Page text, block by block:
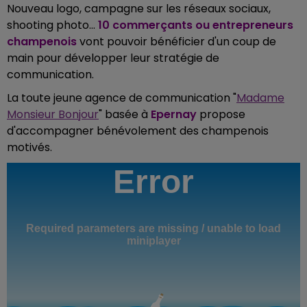
Nouveau logo, campagne sur les réseaux sociaux,
shooting photo... 10 commerçants ou entrepreneurs
champenoisvont pouvoir bénéficier d'un coup de
main pour développer leur stratégie de
communication.
La toute jeune agence de communication "Madame
Monsieur Bonjour" basée à Epernay propose
d'accompagner bénévolement des champenois
motivés.